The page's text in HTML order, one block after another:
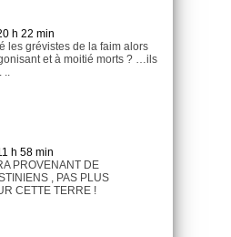
h 22 min
les grévistes de la faim alors
et à moitié morts ? …ils
h 58 min
PROVENANT DE
, PAS PLUS
CETTE TERRE !